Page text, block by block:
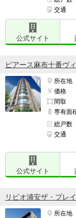
交通
公式サイト
ピアース麻布十番ヴ
所在地
価格
間取
専有面
総戸数
交通
公式サイト
リビオ浦安ザ・プレ
所在地